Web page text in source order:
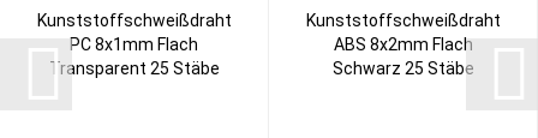
Kunststoffschweißdraht
PC 8x1mm Flach
Transparent 25 Stäbe
Kunststoffschweißdraht
ABS 8x2mm Flach
Schwarz 25 Stäbe